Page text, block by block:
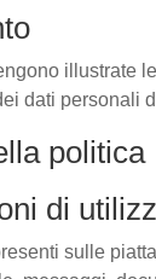
illustrate
dati personali
politica
di
sulle